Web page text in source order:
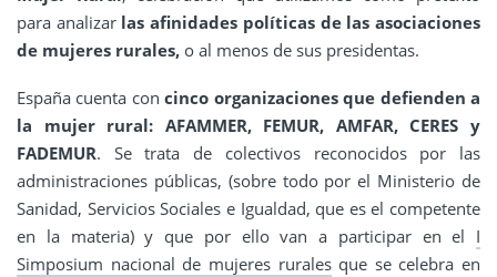
para analizar las afinidades políticas de las asociaciones
de mujeres rurales, o al menos de sus presidentas.
España cuenta concinco organizaciones que defienden a
la mujer rural: AFAMMER, FEMUR, AMFAR, CERES y
FADEMUR. Se trata de colectivos reconocidos por las
administraciones públicas, (sobre todo por el Ministerio de
Sanidad, Servicios Sociales e Igualdad, que es el competente
en la materia) y que por ello van a participar en el I
Simposium nacional de mujeres ruralesque se celebra en